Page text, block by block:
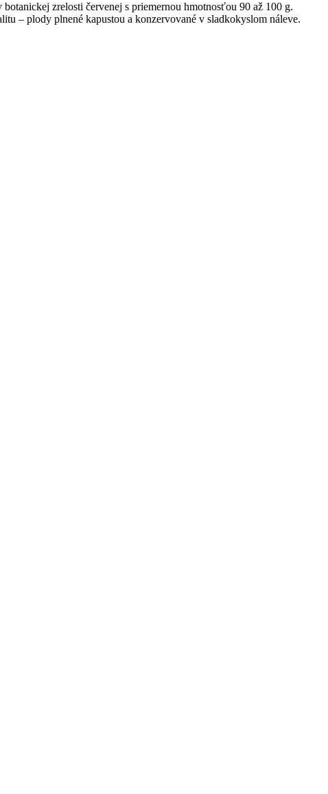
zrelosti červenej s priemernou hmotnosťou 90 až 100 g.
– plody plnené kapustou a konzervované v sladkokyslom náleve.